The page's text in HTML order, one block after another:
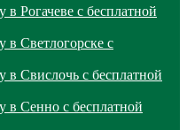
Рогачеве с бесплатной
в Светлогорске с
Свислочь с бесплатной
в Сенно с бесплатной